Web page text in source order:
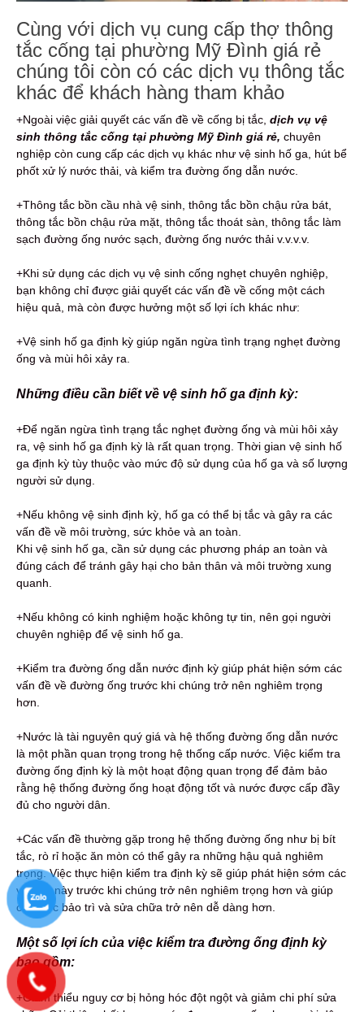
Cùng với dịch vụ cung cấp thợ thông
tắc cống tại phường Mỹ Đình giá rẻ
chúng tôi còn có các dịch vụ thông tắc
khác để khách hàng tham khảo
+Ngoài việc giải quyết các vấn đề về cống bị tắc, dịch vụ vệ
sinh thông tắc cống tại phường Mỹ Đình giá rẻ, chuyên
nghiệp còn cung cấp các dịch vụ khác như vệ sinh hố ga, hút bể
phốt xử lý nước thải, và kiểm tra đường ống dẫn nước.
+Thông tắc bồn cầu nhà vệ sinh, thông tắc bồn chậu rửa bát,
thông tắc bồn chậu rửa mặt, thông tắc thoát sàn, thông tắc làm
sạch đường ống nước sạch, đường ống nước thải v.v.v.v.
+Khi sử dụng các dịch vụ vệ sinh cống nghẹt chuyên nghiệp,
bạn không chỉ được giải quyết các vấn đề về cống một cách
hiệu quả, mà còn được hưởng một số lợi ích khác như:
+Vệ sinh hố ga định kỳ giúp ngăn ngừa tình trạng nghẹt đường
ống và mùi hôi xảy ra.
Những điều cần biết về vệ sinh hố ga định kỳ:
+Để ngăn ngừa tình trạng tắc nghẹt đường ống và mùi hôi xảy
ra, vệ sinh hố ga định kỳ là rất quan trọng. Thời gian vệ sinh hố
ga định kỳ tùy thuộc vào mức độ sử dụng của hố ga và số lượng
người sử dụng.
+Nếu không vệ sinh định kỳ, hố ga có thể bị tắc và gây ra các
vấn đề về môi trường, sức khỏe và an toàn.
Khi vệ sinh hố ga, cần sử dụng các phương pháp an toàn và
đúng cách để tránh gây hại cho bản thân và môi trường xung
quanh.
+Nếu không có kinh nghiệm hoặc không tự tin, nên gọi người
chuyên nghiệp để vệ sinh hố ga.
+Kiểm tra đường ống dẫn nước định kỳ giúp phát hiện sớm các
vấn đề về đường ống trước khi chúng trở nên nghiêm trọng
hơn.
+Nước là tài nguyên quý giá và hệ thống đường ống dẫn nước
là một phần quan trọng trong hệ thống cấp nước. Việc kiểm tra
đường ống định kỳ là một hoạt động quan trọng để đảm bảo
rằng hệ thống đường ống hoạt động tốt và nước được cấp đầy
đủ cho người dân.
+Các vấn đề thường gặp trong hệ thống đường ống như bị bít
tắc, rò rỉ hoặc ăn mòn có thể gây ra những hậu quả nghiêm
trọng. Việc thực hiện kiểm tra định kỳ sẽ giúp phát hiện sớm các
vấn đề này trước khi chúng trở nên nghiêm trọng hơn và giúp
cho việc bảo trì và sửa chữa trở nên dễ dàng hơn.
Một số lợi ích của việc kiểm tra đường ống định kỳ
bao gồm:
+Giảm thiểu nguy cơ bị hỏng hóc đột ngột và giảm chi phí sửa